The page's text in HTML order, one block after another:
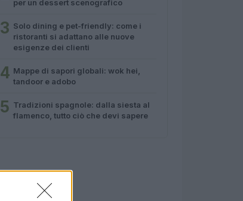
per un dessert scenografico
3 Solo dining e pet-friendly: come i
ristoranti si adattano alle nuove
esigenze dei clienti
4 Mappe di sapori globali: wok hei,
tandoor e adobo
5 Tradizioni spagnole: dalla siesta al
flamenco, tutto ciò che devi sapere